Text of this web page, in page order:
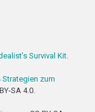
Survival Kit.
Strategien zum
SA 4.0.